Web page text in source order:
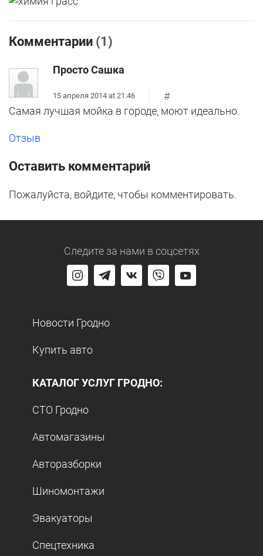
Комментарии (1)
Просто Сашка
15 апреля 2014 at 21:46
#
Самая лучшая мойка в городе, моют идеально.
Отзыв
Оставить комментарий
Пожалуйста, войдите, чтобы комментировать.
Следите за нами в соцсетях
Новости Гродно
Купить авто
КАТАЛОГ УСЛУГ ГРОДНО:
СТО Гродно
Автомагазины
Авторазборки
Шиномонтажи
Эвакуаторы
Спецтехника